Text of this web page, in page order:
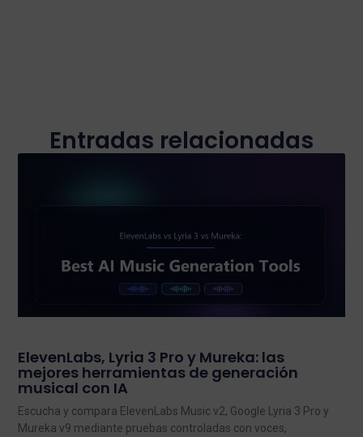
Entradas relacionadas
ElevenLabs, Lyria 3 Pro y Mureka: las
mejores herramientas de generación
musical con IA
Escucha y compara ElevenLabs Music v2, Google Lyria 3 Pro y
Mureka v9 mediante pruebas controladas con voces,